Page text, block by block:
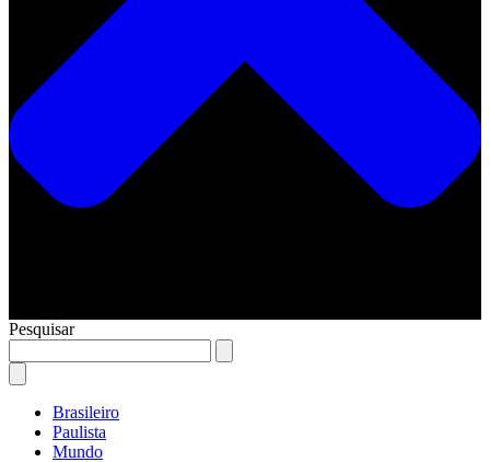
Pesquisar
Brasileiro
Paulista
Mundo